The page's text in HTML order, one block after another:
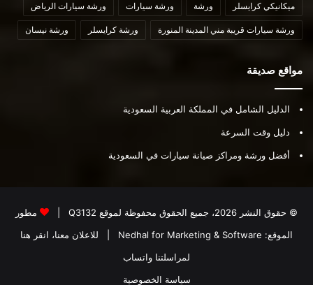
ميكانيكي كرايسلر ورشة ورشة سيارات ورشة سيارات الرياض
ورشة سيارات قريبة مني المدينة المنورة ورشة كرايسلر ورشة نيسان
مواقع صديقة
الدليل الشامل في المملكة العربية السعودية
دليل وقت السرعة
أفضل ورشة ومراكز صيانة سيارات في السعودية
© حقوق النشر 2026، جميع الحقوق محفوظة لموقع Q3132
مطور
الموقع: Nedhal for Marketing & Software
للاعلان معنا، انقر هنا
لمراسلتنا واتساب
سياسة الخصوصية